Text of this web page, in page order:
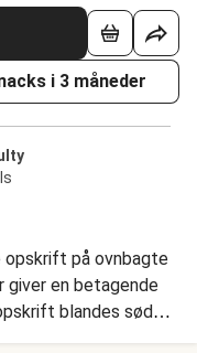
i 3 måneder
opskrift på ovnbagte
giver en betagende
blandes søde
og smagene